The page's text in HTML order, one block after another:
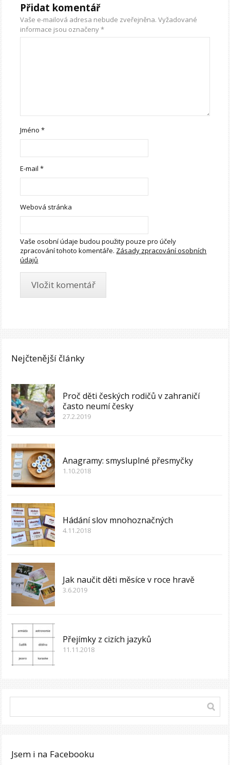
Přidat komentář
Vaše e-mailová adresa nebude zveřejněna. Vyžadované
informace jsou označeny*
Jméno*
E-mail*
Webová stránka
Vaše osobní údaje budou použity pouze pro účely
zpracování tohoto komentáře. Zásady zpracování osobních
údajů
Nejčtenější články
Proč děti českých rodičů v zahraničí
často neumí česky
27.2.2019
Anagramy: smysluplné přesmyčky
1.10.2018
Hádání slov mnohoznačných
4.11.2018
Jak naučit děti měsíce v roce hravě
3.6.2019
Přejímky z cizích jazyků
11.11.2018
Jsem i na Facebooku